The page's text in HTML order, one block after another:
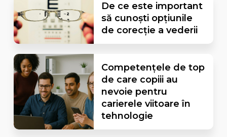
De ce este important
să cunoști opțiunile
de corecție a vederii
Competențele de top
de care copiii au
nevoie pentru
carierele viitoare în
tehnologie